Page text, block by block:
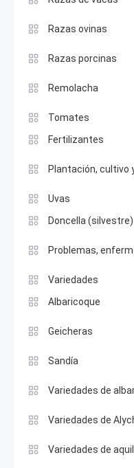
Razas ovinas
Razas porcinas
Remolacha
Tomates
Fertilizantes
Plantación, cultivo
Uvas
Doncella (silvestre)
Problemas,
Variedades
Albaricoque
Geicheras
Sandía
Variedades de
Variedades de
Variedades de